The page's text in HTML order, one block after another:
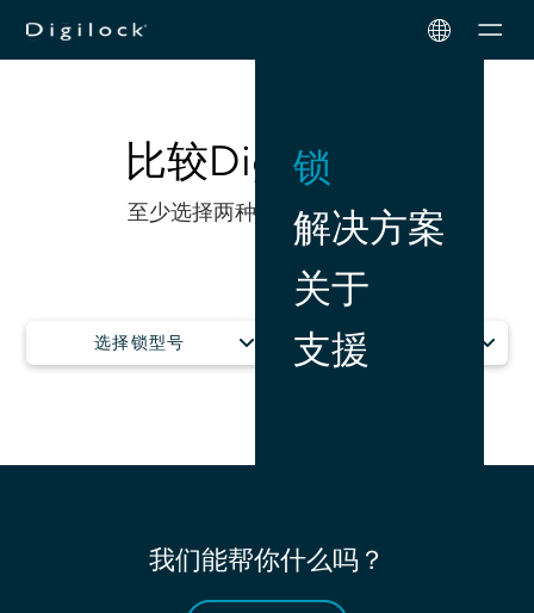
锁
解决方案
关于
支援
比较Digilock锁
至少选择两种型号进行比较。
选择锁型号 选择锁型号
我们能帮你什么吗？